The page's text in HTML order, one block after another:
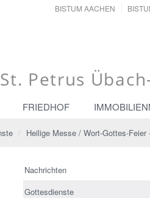
BISTUM AACHEN
Petrus
FRIEDHOF
Heilige Messe / Wort-Gottes-
Nachrichten
Gottesdienste